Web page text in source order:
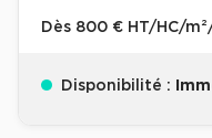
Dès 800 € HT/HC/
Disponibilité :